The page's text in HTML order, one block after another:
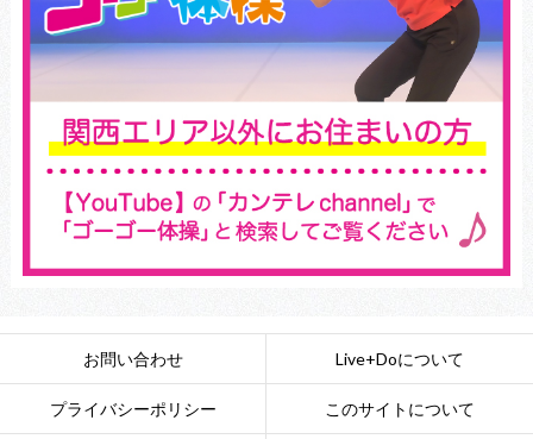
お問い合わせ Live+Doについて
プライバシーポリシー このサイトについて